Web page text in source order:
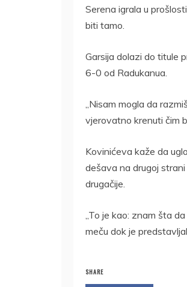
Serena igrala u
biti tamo.
Garsija dolazi do titule
6-0 od Radukanua.
„Nisam mogla da
vjerovatno krenuti čim
Kovinićeva kaže da
dešava na drugoj
drugačije.
„To je kao: znam šta
meču dok je
SHARE